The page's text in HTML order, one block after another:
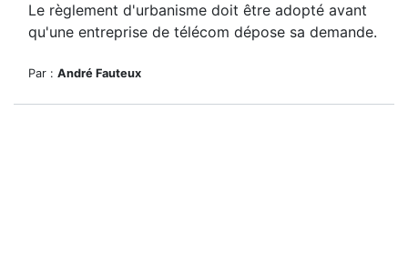
Le règlement d'urbanisme doit être adopté avant
qu'une entreprise de télécom dépose sa demande.
Par : André Fauteux